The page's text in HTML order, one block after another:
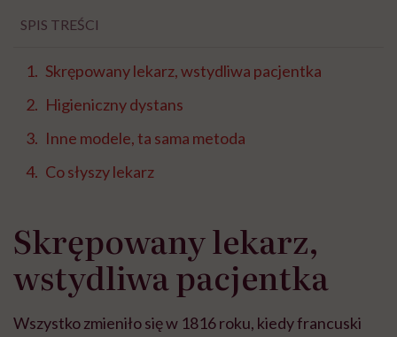
SPIS TREŚCI
Skrępowany lekarz, wstydliwa pacjentka
Higieniczny dystans
Inne modele, ta sama metoda
Co słyszy lekarz
Skrępowany lekarz,
wstydliwa pacjentka
Wszystko zmieniło się w 1816 roku, kiedy francuski